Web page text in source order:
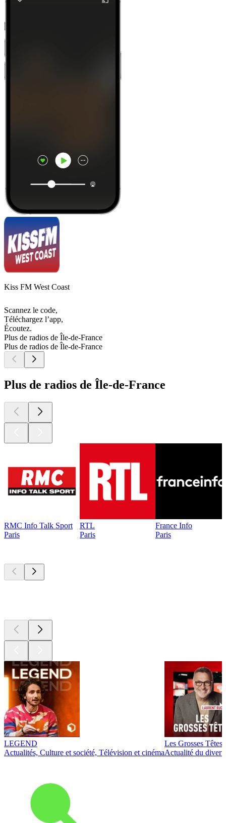
Kiss FM West Coast
Scannez le code,
Téléchargez l’app,
Écoutez.
Plus de radios de Île-de-France
Plus de radios de Île-de-France
Plus de radios de Île-de-France
RMC Info Talk Sport
Paris
RTL
Paris
France Info
Paris
LEGEND
Actualités, Culture et société, Télévision et cinéma
Les Grosses Têtes
Actualité du